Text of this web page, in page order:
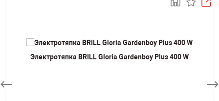
Электротяпка BRILL Gloria Gardenboy Plus 400 W